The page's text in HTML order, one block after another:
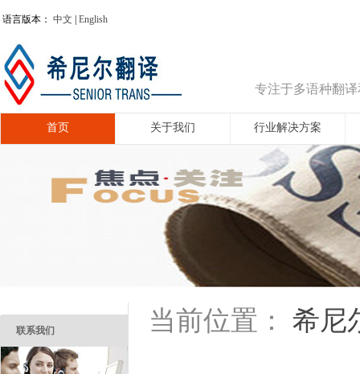
语言版本： 中文 English
专注于多语种翻
首页 关于我们 行业解决方案
联系我们 当前位置： 希尼